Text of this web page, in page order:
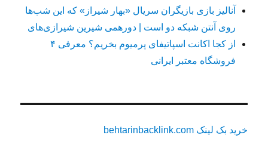
آنالیز بازی بازیگران سریال «بهار شیراز» که این شب‌ها
روی آنتن شبکه دو است | دورهمی شیرین شیرازی‌های
از کجا اکانت اسپاتیفای پرمیوم بخریم؟ معرفی ۴
فروشگاه معتبر ایرانی
خرید بک لینک behtarinbacklink.com